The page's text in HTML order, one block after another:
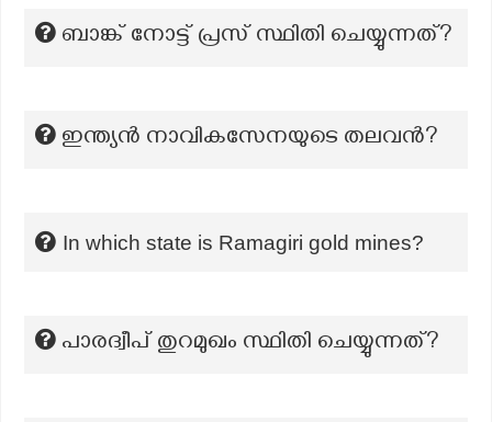
ബാങ്ക് നോട്ട് പ്രസ് സ്ഥിതി ചെയ്യുന്നത്?
ഇന്ത്യൻ നാവികസേനയുടെ തലവൻ?
In which state is Ramagiri gold mines?
പാരദ്വീപ് തുറമുഖം സ്ഥിതി ചെയ്യുന്നത്?